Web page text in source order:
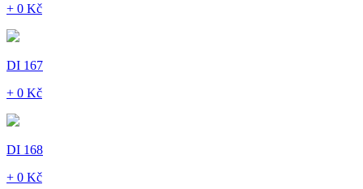
+ 0 Kč
DI 167
+ 0 Kč
DI 168
+ 0 Kč